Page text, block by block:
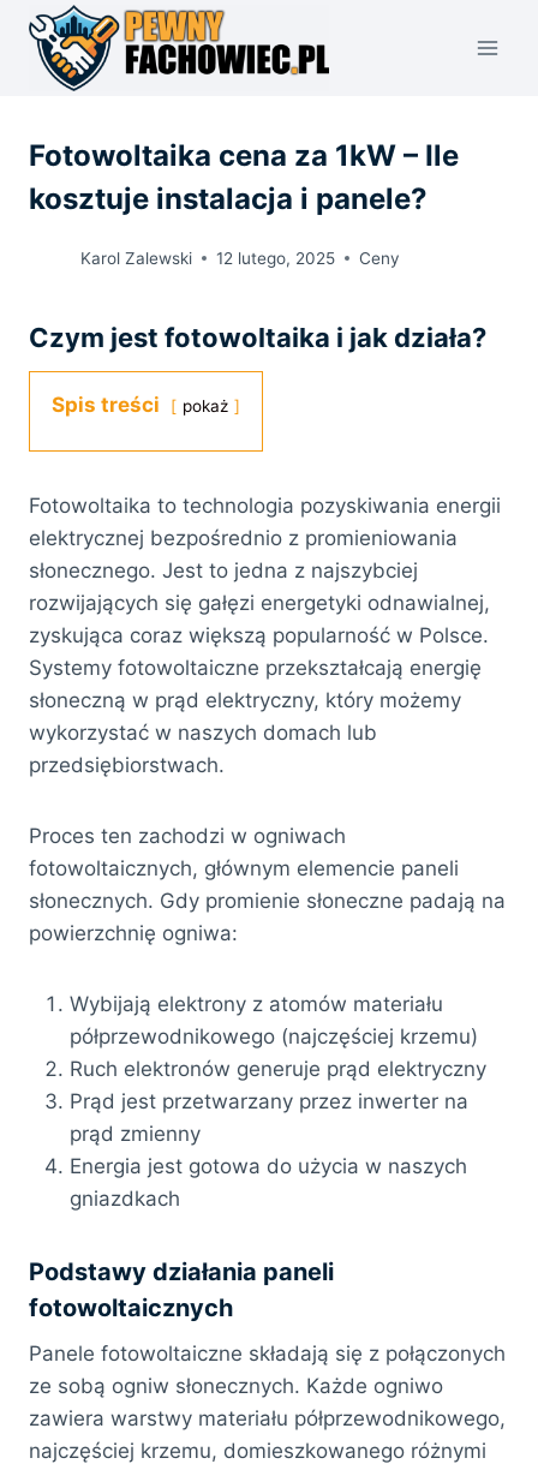
Przejdź
treści
Fotowoltaika cena za 1kW – Ile
kosztuje instalacja i panele?
Karol Zalewski 12 lutego, 2025 Ceny
Czym jest fotowoltaika i jak działa?
Spis treści pokaż
Fotowoltaika to technologia pozyskiwania energii
elektrycznej bezpośrednio z promieniowania
słonecznego. Jest to jedna z najszybciej
rozwijających się gałęzi energetyki odnawialnej,
zyskująca coraz większą popularność w Polsce.
Systemy fotowoltaiczne przekształcają energię
słoneczną w prąd elektryczny, który możemy
wykorzystać w naszych domach lub
przedsiębiorstwach.
Proces ten zachodzi w ogniwach
fotowoltaicznych, głównym elemencie paneli
słonecznych. Gdy promienie słoneczne padają na
powierzchnię ogniwa:
Wybijają elektrony z atomów materiału
półprzewodnikowego (najczęściej krzemu)
Ruch elektronów generuje prąd elektryczny
Prąd jest przetwarzany przez inwerter na
prąd zmienny
Energia jest gotowa do użycia w naszych
gniazdkach
Podstawy działania paneli
fotowoltaicznych
Panele fotowoltaiczne składają się z połączonych
ze sobą ogniw słonecznych. Każde ogniwo
zawiera warstwy materiału półprzewodnikowego,
najczęściej krzemu, domieszkowanego różnymi